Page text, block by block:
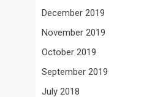
December 2019
November 2019
October 2019
September 2019
July 2018